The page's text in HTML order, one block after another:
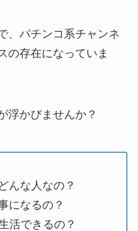
、パチンコ系チャンネ
の存在になっていま
浮かびませんか？
んな人なの？
になるの？
活できるの？